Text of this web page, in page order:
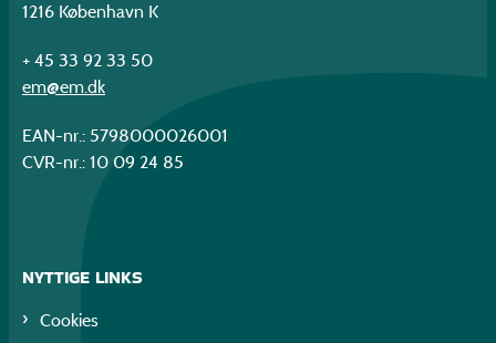
1216 København K
+ 45 33 92 33 50
em@em.dk
EAN-nr.: 5798000026001
CVR-nr.: 10 09 24 85
NYTTIGE LINKS
Cookies